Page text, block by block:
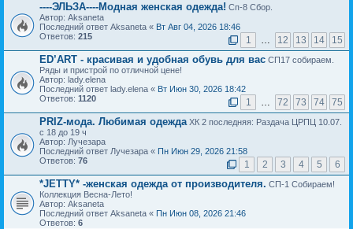
----ЭЛЬЗА----Модная женская одежда! Сп-8 Сбор.
Автор: Aksaneta
Последний ответ Aksaneta « Вт Авг 04, 2026 18:46
Ответов: 215 1 … 12 13 14 15
ED’ART - красивая и удобная обувь для вас СП17 собираем.
Ряды и пристрой по отличной цене!
Автор: lady.elena
Последний ответ lady.elena « Вт Июн 30, 2026 18:42
Ответов: 1120 1 … 72 73 74 75
PRIZ-мода. Любимая одежда ХК 2 последняя: Раздача ЦРПЦ 10.07.
с 18 до 19 ч
Автор: Лучезара
Последний ответ Лучезара « Пн Июн 29, 2026 21:58
Ответов: 76 1 2 3 4 5 6
*JETTY* -женская одежда от производителя. СП-1 Собираем!
Коллекция Весна-Лето!
Автор: Aksaneta
Последний ответ Aksaneta « Пн Июн 08, 2026 21:46
Ответов: 6